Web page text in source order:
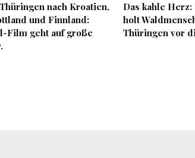
nach Kroatien,
und Finnland:
Film geht auf große
Das kahle
holt
Thüringen vor